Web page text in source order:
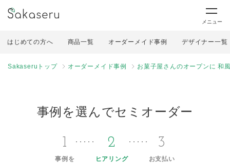
メニュー
はじめての方へ 商品一覧 オーダーメイド事例 デザイナー一覧
Sakaseruトップ オーダーメイド事例 お菓子屋さんのオープンに 和
事例を選んでセミオーダー
1
事例を
2
ヒアリング
3
お支払い